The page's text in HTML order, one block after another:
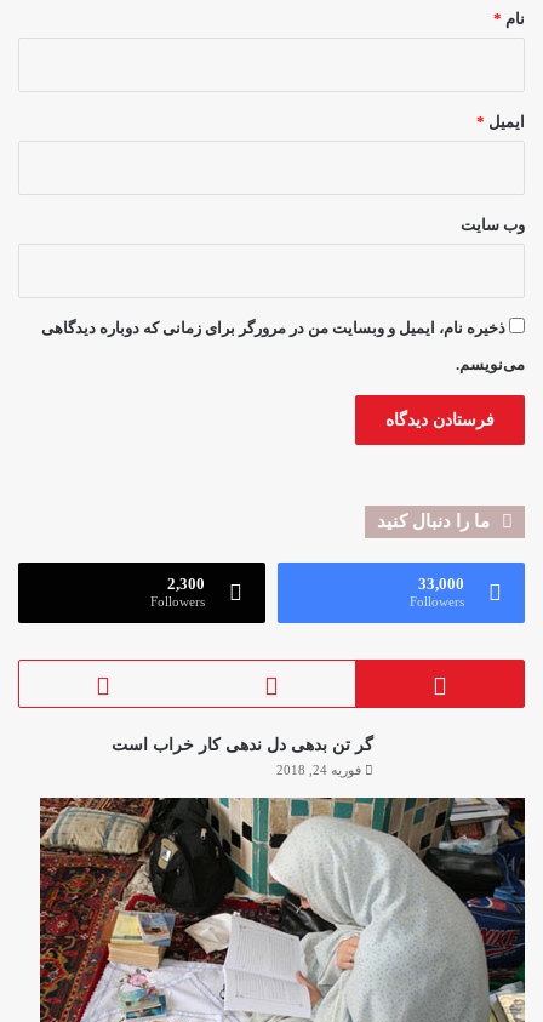
نام *
ایمیل *
وب‌ سایت
ذخیره نام، ایمیل و وبسایت من در مرورگر برای زمانی که دوباره دیدگاهی
می‌نویسم.
ما را دنبال کنید
33,000
Followers
2,300
Followers
گر تن بدهی دل ندهی کار خراب است
فوریه 24, 2018